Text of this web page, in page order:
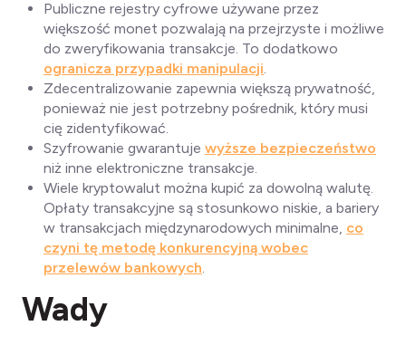
Publiczne rejestry cyfrowe używane przez
większość monet pozwalają na przejrzyste i możliwe
do zweryfikowania transakcje. To dodatkowo
ogranicza przypadki manipulacji.
Zdecentralizowanie zapewnia większą prywatność,
ponieważ nie jest potrzebny pośrednik, który musi
cię zidentyfikować.
Szyfrowanie gwarantuje wyższe bezpieczeństwo
niż inne elektroniczne transakcje.
Wiele kryptowalut można kupić za dowolną walutę.
Opłaty transakcyjne są stosunkowo niskie, a bariery
w transakcjach międzynarodowych minimalne, co
czyni tę metodę konkurencyjną wobec
przelewów bankowych.
Wady